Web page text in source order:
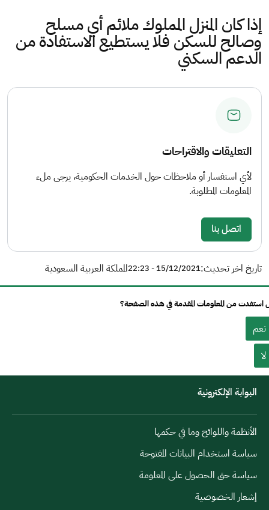
إذا كان المنزل المملوك ملائم أي مسلح
وصالح للسكن فلا يستطيع الاستفادة من
الدعم السكني
التعليقات والاقتراحات
لأي استفسار أو ملاحظات حول الخدمات الحكومية، يرجى ملء
المعلومات المطلوبة.
اتصل بنا
تاريخ اخر تحديث:15/12/2021 - 22:23 المملكة العربية السعودية
استفدت من المعلومات المقدمة في هذه الصفحة؟
نعم
لا
البوابة الإلكترونية
الأنظمة واللوائح وما في حكمها
سياسة استخدام البيانات المفتوحة
سياسة حق الحصول على المعلومة
إشعار الخصوصية